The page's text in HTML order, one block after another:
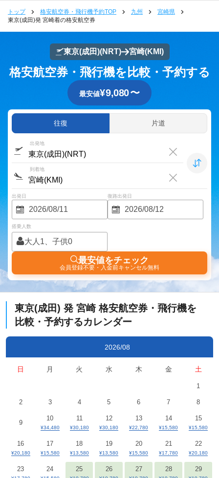
トップ 格安航空券・飛行機予約TOP 九州
宮崎県
東京(成田)発 宮崎着の格安航空券
東京(成田)(NRT) 宮崎(KMI)
格安航空券・飛行機を比較・予約する
最安値¥9,080〜
往復 片道
出発地
到着地
出発日 復路出発日
搭乗人数
大人1、子供0
最安値をチェック
会員登録不要・入金前キャンセル無料
東京(成田) 発 宮崎格安航空券・飛行機を
比較・予約するカレンダー
2026/08
日 月 火 水 木 金 土
1
2 3 4 5 6 7 8
9
10
¥34,480
11
¥30,180
12
¥30,180
13
¥22,780
14
¥15,580
15
¥15,580
16
¥20,180
17
¥15,580
18
¥13,580
19
¥13,580
20
¥15,580
21
¥17,780
22
¥20,180
23 24 25 26 27 28 29